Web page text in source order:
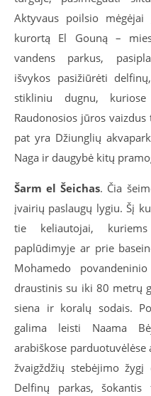
Aktyvaus poilsio
kurortą El Gouną –
vandens parkus,
išvykos pasižiūrėti
stikliniu dugnu,
Raudonosios jūros
pat yra Džiunglių
Naga ir daugybė kitų
Šarm el Šeichas. Čia
įvairių paslaugų lygiu. Šį
tie keliautojai,
paplūdimyje ar prie
Mohamedo
draustinis su iki 80 metrų
siena ir koralų sodais.
galima leisti Naama
arabiškose
žvaigždžių stebėjimo
Delfinų parkas, šokantis